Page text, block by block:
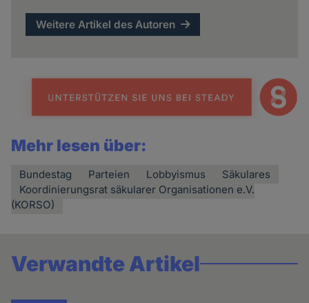
Weitere Artikel des Autoren
Mehr lesen über:
Bundestag Parteien Lobbyismus
Säkulares
Koordinierungsrat säkularer Organisationen e.V.
(KORSO)
Verwandte Artikel